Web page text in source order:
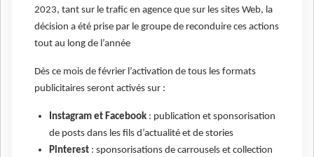
2023, tant sur le trafic en agence que sur les sites Web, la
décision a été prise par le groupe de reconduire ces actions
tout au long de l’année
Dès ce mois de février l’activation de tous les formats
publicitaires seront activés sur :
Instagram et Facebook: publication et sponsorisation
de posts dans les fils d’actualité et de stories
Pinterest: sponsorisations de carrousels et collection